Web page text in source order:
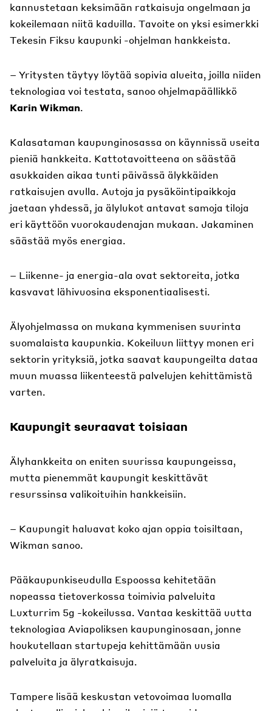
kannustetaan keksimään ratkaisuja ongelmaan ja
kokeilemaan niitä kaduilla. Tavoite on yksi esimerkki
Tekesin Fiksu kaupunki -ohjelman hankkeista.
– Yritysten täytyy löytää sopivia alueita, joilla niiden
teknologiaa voi testata, sanoo ohjelmapäällikkö
Karin Wikman.
Kalasataman kaupunginosassa on käynnissä useita
pieniä hankkeita. Kattotavoitteena on säästää
asukkaiden aikaa tunti päivässä älykkäiden
ratkaisujen avulla. Autoja ja pysäköintipaikkoja
jaetaan yhdessä, ja älylukot antavat samoja tiloja
eri käyttöön vuorokaudenajan mukaan. Jakaminen
säästää myös energiaa.
– Liikenne- ja energia-ala ovat sektoreita, jotka
kasvavat lähivuosina eksponentiaalisesti.
Älyohjelmassa on mukana kymmenisen suurinta
suomalaista kaupunkia. Kokeiluun liittyy monen eri
sektorin yrityksiä, jotka saavat kaupungeilta dataa
muun muassa liikenteestä palvelujen kehittämistä
varten.
Kaupungit seuraavat toisiaan
Älyhankkeita on eniten suurissa kaupungeissa,
mutta pienemmät kaupungit keskittävät
resurssinsa valikoituihin hankkeisiin.
– Kaupungit haluavat koko ajan oppia toisiltaan,
Wikman sanoo.
Pääkaupunkiseudulla Espoossa kehitetään
nopeassa tietoverkossa toimivia palveluita
Luxturrim 5g -kokeilussa. Vantaa keskittää uutta
teknologiaa Aviapoliksen kaupunginosaan, jonne
houkutellaan startupeja kehittämään uusia
palveluita ja älyratkaisuja.
Tampere lisää keskustan vetovoimaa luomalla